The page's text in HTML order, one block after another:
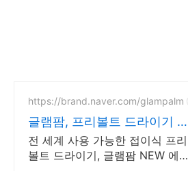
https://brand.naver.com/glampalm
글램팜, 프리볼트 드라이기 글
램팜이 바꾼 바람의 혁신
전 세계 사용 가능한 접이식 프리
볼트 드라이기, 글램팜 NEW 에어